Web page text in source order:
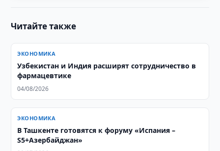
Читайте также
ЭКОНОМИКА
Узбекистан и Индия расширят сотрудничество в
фармацевтике
04/08/2026
ЭКОНОМИКА
В Ташкенте готовятся к форуму «Испания –
S5+Азербайджан»